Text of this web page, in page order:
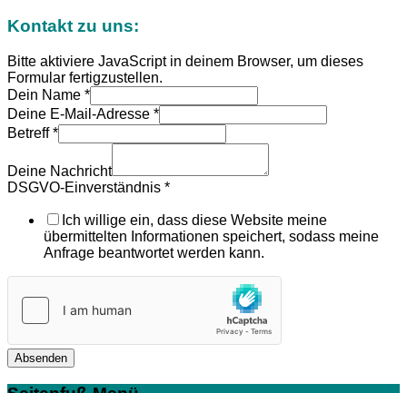
Kontakt zu uns:
Bitte aktiviere JavaScript in deinem Browser, um dieses
Formular fertigzustellen.
Dein Name *
Deine E-Mail-Adresse *
Betreff*
Deine Nachricht
DSGVO-Einverständnis *
Ich willige ein, dass diese Website meine
übermittelten Informationen speichert, sodass meine
Anfrage beantwortet werden kann.
Absenden